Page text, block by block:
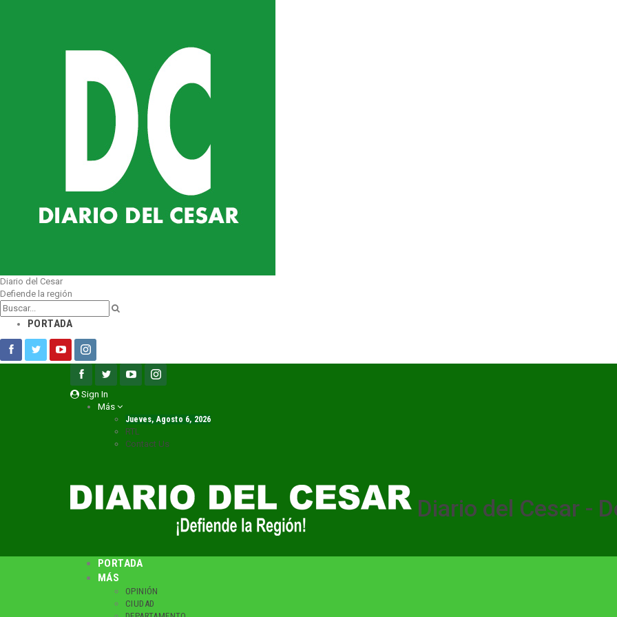
Diario del Cesar
Defiende la región
PORTADA
Sign In
Más
Jueves, Agosto 6, 2026
RTL
Contact Us
Diario del Cesar -
PORTADA
MÁS
OPINIÓN
CIUDAD